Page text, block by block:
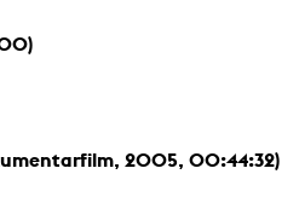
2005, 00:44:32)